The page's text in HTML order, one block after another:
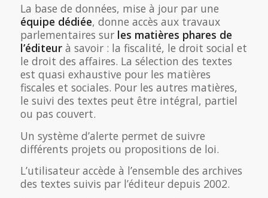
La base de données, mise à jour par une
équipe dédiée, donne accès aux travaux
parlementaires sur les matières phares de
l’éditeurà savoir : la fiscalité, le droit social et
le droit des affaires. La sélection des textes
est quasi exhaustive pour les matières
fiscales et sociales. Pour les autres matières,
le suivi des textes peut être intégral, partiel
ou pas couvert.
Un système d’alerte permet de suivre
différents projets ou propositions de loi.
L’utilisateur accède à l’ensemble des archives
des textes suivis par l’éditeur depuis 2002.